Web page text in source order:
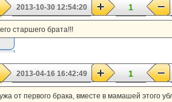
2013-10-30 12:54:20 1
старшего брата!!!
2013-04-16 16:42:49 1
от первого брака, вместе в мамашей этого